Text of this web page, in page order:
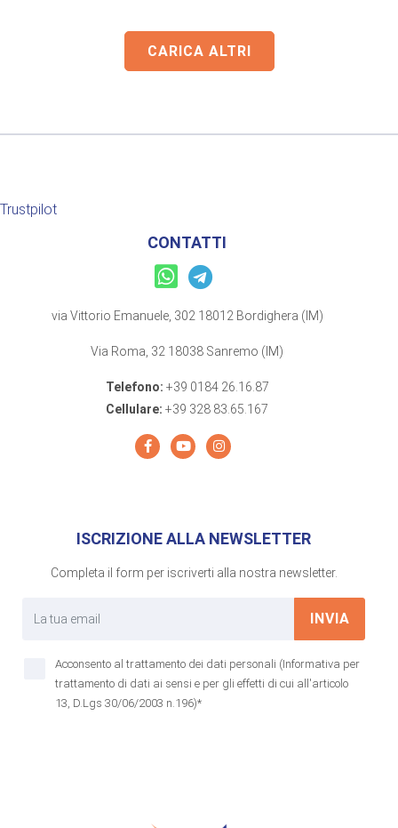
CARICA ALTRI
Trustpilot
CONTATTI
via Vittorio Emanuele, 302 18012 Bordighera (IM)
Via Roma, 32 18038 Sanremo (IM)
Telefono: +39 0184 26.16.87
Cellulare: +39 328 83.65.167
ISCRIZIONE ALLA NEWSLETTER
Completa il form per iscriverti alla nostra newsletter.
INVIA
Acconsento al trattamento dei dati personali (Informativa per
trattamento di dati ai sensi e per gli effetti di cui all'articolo
13, D.Lgs 30/06/2003 n.196)*